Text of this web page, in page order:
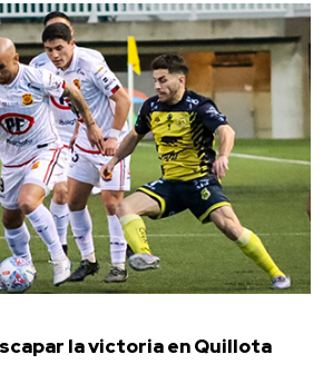
la victoria en Quillota